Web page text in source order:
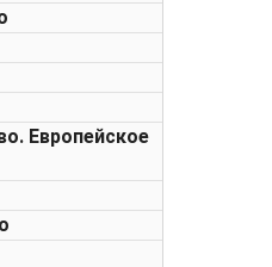
Европейское